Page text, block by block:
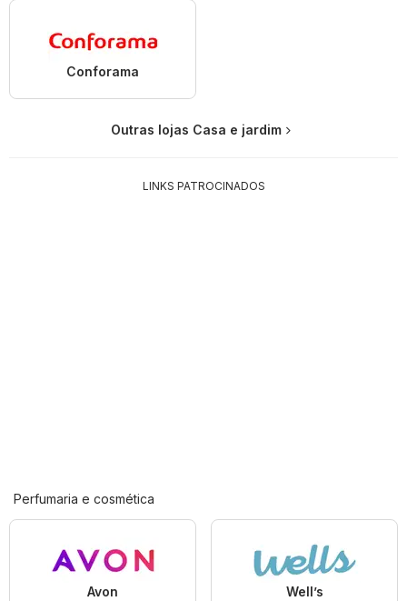
Conforama
Outras lojas Casa e jardim
LINKS PATROCINADOS
Perfumaria e cosmética
Avon Well’s